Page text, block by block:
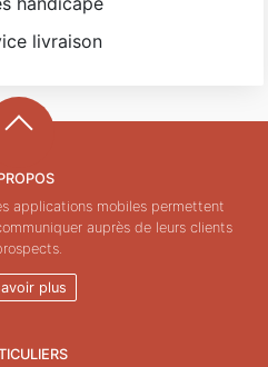
livraison
applications mobiles permettent
auprès de leurs clients
plus